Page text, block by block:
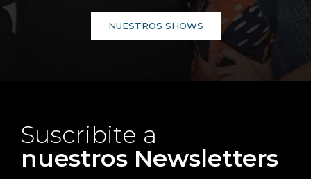
NUESTROS SHOWS
Suscribite a
nuestros Newsletters